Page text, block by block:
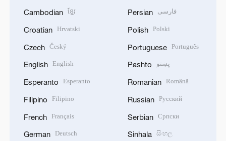
Cambodian ខ្មែរ
Croatian Hrvatski
Czech Český
English English
Esperanto Esperanto
Filipino Filipino
French Français
German Deutsch
Persian فارسی
Polish Polski
Portuguese Português
Pashto پښتو
Romanian Română
Russian Русский
Serbian Српски
Sinhala සිංහල